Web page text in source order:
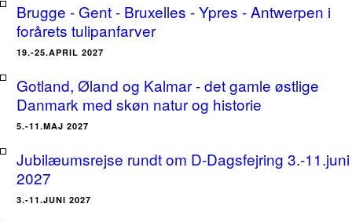
Brugge - Gent - Bruxelles - Ypres - Antwerpen i
forårets tulipanfarver
19.-25.APRIL 2027
Gotland, Øland og Kalmar - det gamle østlige
Danmark med skøn natur og historie
5.-11.MAJ 2027
Jubilæumsrejse rundt om D-Dagsfejring 3.-11.juni
2027
3.-11.JUNI 2027